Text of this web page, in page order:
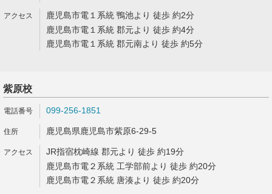
鹿児島市電１系統 鴨池より 徒歩 約2分
鹿児島市電１系統 郡元より 徒歩 約4分
鹿児島市電１系統 郡元南より 徒歩 約5分
紫原校
099-256-1851
鹿児島県鹿児島市紫原6-29-5
JR指宿枕崎線 郡元より 徒歩 約19分
鹿児島市電２系統 工学部前より 徒歩 約20分
鹿児島市電２系統 唐湊より 徒歩 約20分